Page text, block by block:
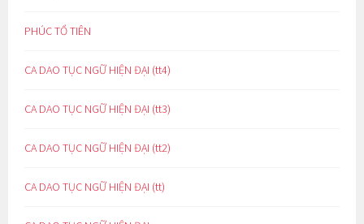
PHÚC TỔ TIÊN
CA DAO TỤC NGỮ HIỆN ĐẠI (tt4)
CA DAO TỤC NGỮ HIỆN ĐẠI (tt3)
CA DAO TỤC NGỮ HIỆN ĐẠI (tt2)
CA DAO TỤC NGỮ HIỆN ĐẠI (tt)